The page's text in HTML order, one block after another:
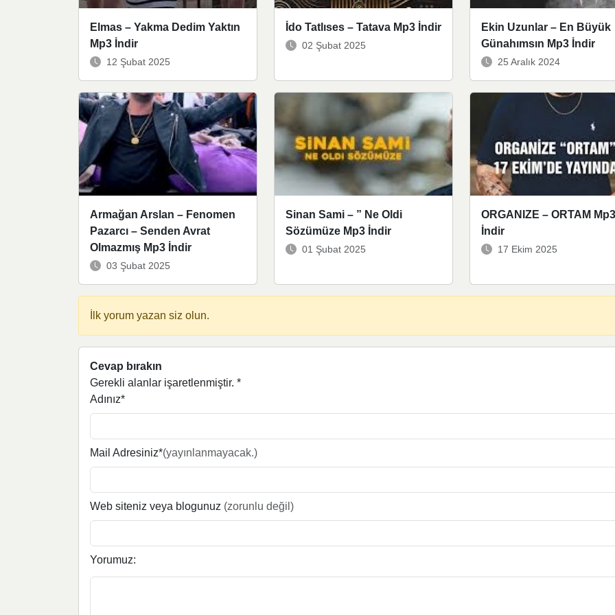
Elmas – Yakma Dedim Yaktın
Mp3 İndir
12 Şubat 2025
İdo Tatlıses – Tatava Mp3 İndir
02 Şubat 2025
Ekin Uzunlar – En Büyük
Günahımsın Mp3 İndir
25 Aralık 2024
Armağan Arslan – Fenomen
Pazarcı – Senden Avrat
Olmazmış Mp3 İndir
03 Şubat 2025
Sinan Sami – ” Ne Oldi
Sözümüze Mp3 İndir
01 Şubat 2025
ORGANIZE – ORTAM Mp3
İndir
17 Ekim 2025
İlk yorum yazan siz olun.
Cevap bırakın
Gerekli alanlar işaretlenmiştir. *
Adınız*
Mail Adresiniz*(yayınlanmayacak.)
Web siteniz veya blogunuz (zorunlu değil)
Yorumuz: